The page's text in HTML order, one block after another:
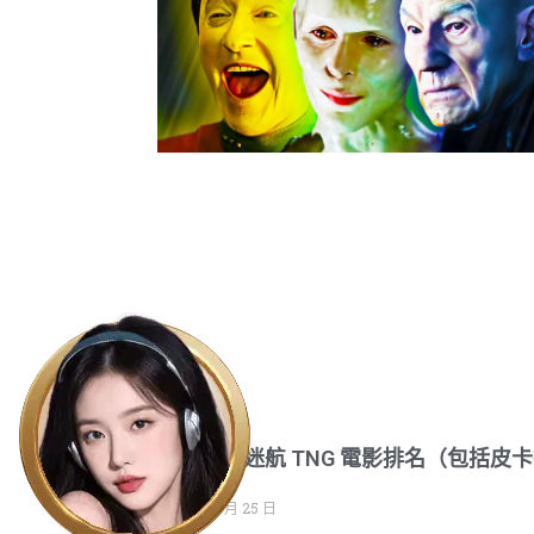
每部星際迷航 TNG 電影排名（包括皮
第 3 季）
2023 年 5 月 25 日